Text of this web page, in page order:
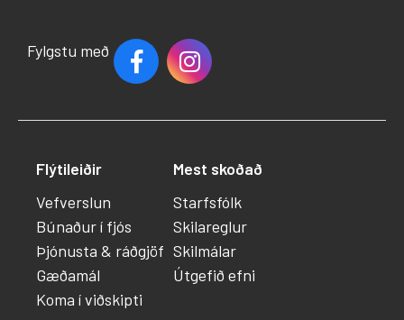
Fylgstu með
Flýtileiðir
Vefverslun
Búnaður í fjós
Þjónusta & ráðgjöf
Gæðamál
Koma í viðskipti
Mest skoðað
Starfsfólk
Skilareglur
Skilmálar
Útgefið efni